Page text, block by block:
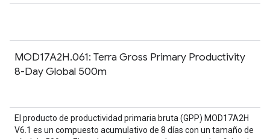
MOD17A2H.061: Terra Gross Primary Productivity
8-Day Global 500m
El producto de productividad primaria bruta (GPP) MOD17A2H
V6.1 es un compuesto acumulativo de 8 días con un tamaño de